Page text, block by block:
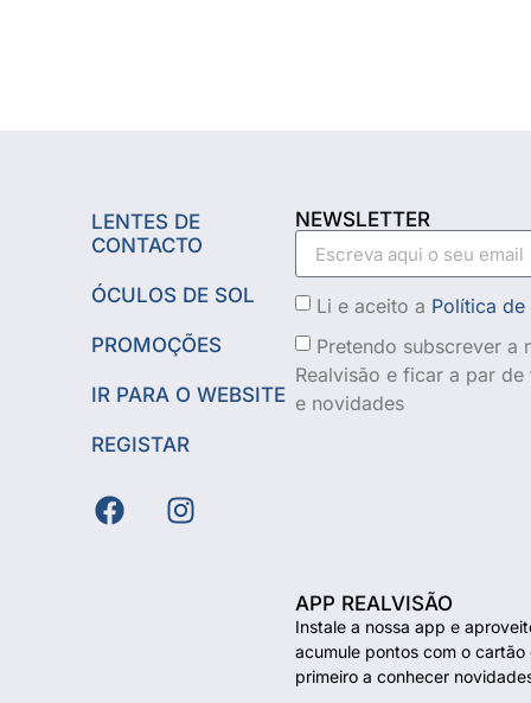
LENTES DE
CONTACTO
ÓCULOS DE SOL
PROMOÇÕES
IR PARA O WEBSITE
REGISTAR
NEWSLETTER
Li e aceito a Política
Pretendo subscrever a
Realvisão e ficar a par
e novidades
APP REALVISÃO
Instale a nossa app e
acumule pontos com o
primeiro a conhecer